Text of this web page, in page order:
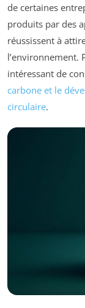
de certaines
produits par des
réussissent à
l’environnement.
intéressant de
carbone et le
circulaire.